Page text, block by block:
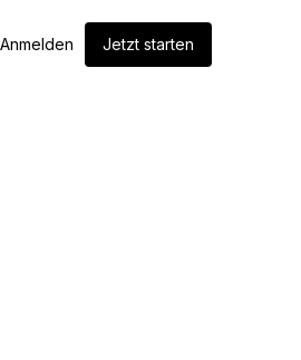
Anmelden Jetzt starten